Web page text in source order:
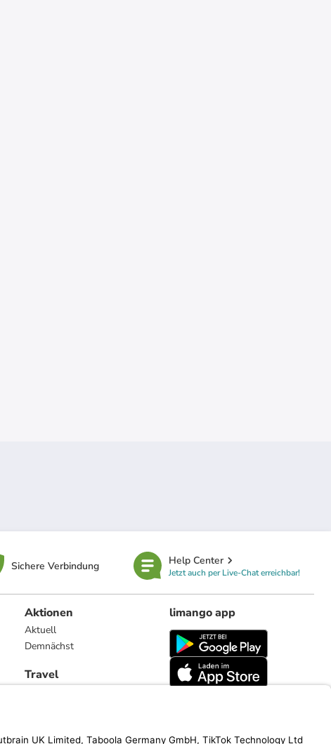
Sichere Verbindung Help Center
Jetzt auch per Live-Chat erreichbar!
Aktionen
Aktuell
Demnächst
Travel
limango app